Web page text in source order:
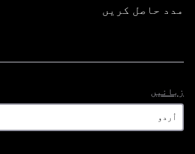
مدد حاصل کریں
زبانیں